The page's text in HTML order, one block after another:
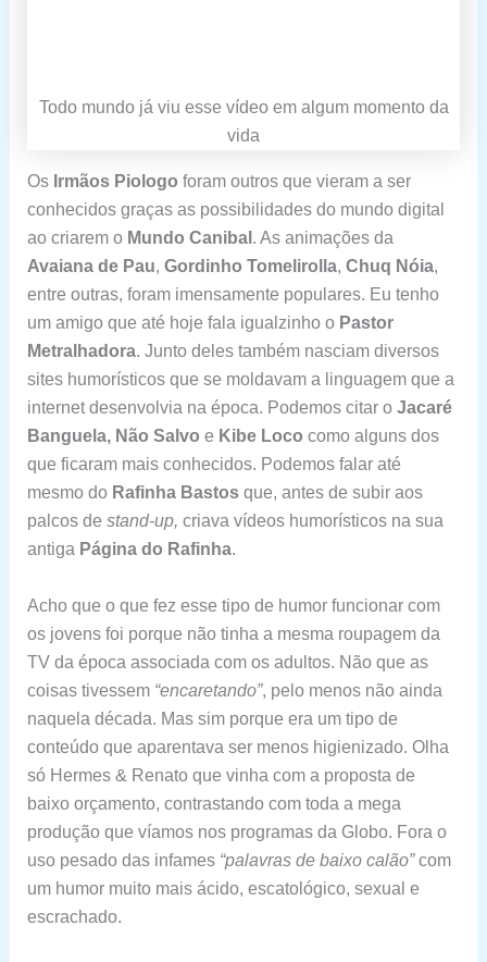
Todo mundo já viu esse vídeo em algum momento da
vida
Os Irmãos Piologo foram outros que vieram a ser
conhecidos graças as possibilidades do mundo digital
ao criarem o Mundo Canibal . As animações da
Avaiana de Pau, Gordinho Tomelirolla, Chuq Nóia,
entre outras, foram imensamente populares. Eu tenho
um amigo que até hoje fala igualzinho o Pastor
Metralhadora. Junto deles também nasciam diversos
sites humorísticos que se moldavam a linguagem que a
internet desenvolvia na época. Podemos citar o Jacaré
Banguela, Não Salvo e Kibe Loco como alguns dos
que ficaram mais conhecidos. Podemos falar até
mesmo do Rafinha Bastos que, antes de subir aos
palcos de stand-up, criava vídeos humorísticos na sua
antiga Página do Rafinha.
Acho que o que fez esse tipo de humor funcionar com
os jovens foi porque não tinha a mesma roupagem da
TV da época associada com os adultos. Não que as
coisas tivessem “encaretando”, pelo menos não ainda
naquela década. Mas sim porque era um tipo de
conteúdo que aparentava ser menos higienizado. Olha
só Hermes & Renato que vinha com a proposta de
baixo orçamento, contrastando com toda a mega
produção que víamos nos programas da Globo. Fora o
uso pesado das infames “palavras de baixo calão”com
um humor muito mais ácido, escatológico, sexual e
escrachado.